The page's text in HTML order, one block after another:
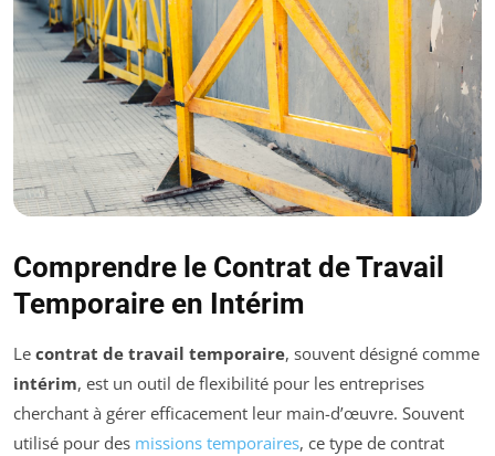
Comprendre le Contrat de Travail
Temporaire en Intérim
Le contrat de travail temporaire, souvent désigné comme
intérim, est un outil de flexibilité pour les entreprises
cherchant à gérer efficacement leur main-d’œuvre. Souvent
utilisé pour des missions temporaires, ce type de contrat